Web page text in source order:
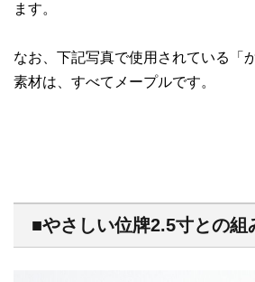
ます。
なお、下記写真で使用されている「
素材は、すべてメープルです。
■やさしい位牌2.5寸との組